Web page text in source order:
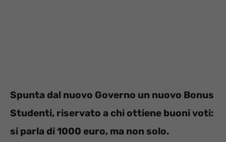
Spunta dal nuovo Governo un nuovo Bonus
Studenti, riservato a chi ottiene buoni voti:
si parla di 1000 euro, ma non solo.